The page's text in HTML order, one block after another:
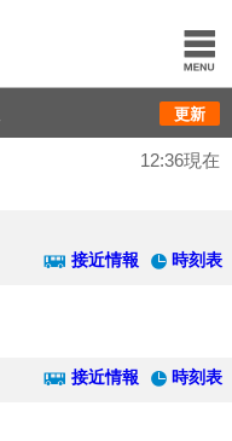
更新
12:36現在
接近情報 時刻表
接近情報 時刻表